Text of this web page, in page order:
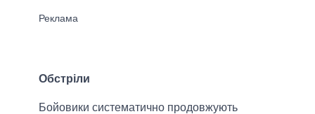
Обстріли
Бойовики систематично продовжують